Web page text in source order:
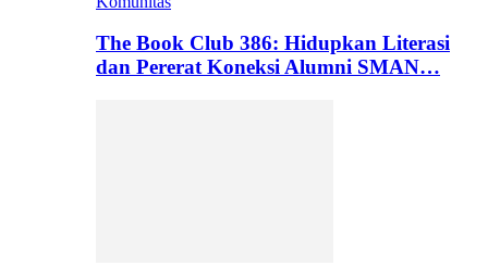
The Book Club 386: Hidupkan Literasi
dan Pererat Koneksi Alumni SMAN…